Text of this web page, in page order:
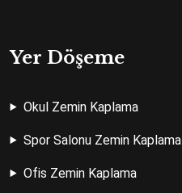
Yer Döşeme
Okul Zemin Kaplama
Spor Salonu Zemin Kaplama
Ofis Zemin Kaplama